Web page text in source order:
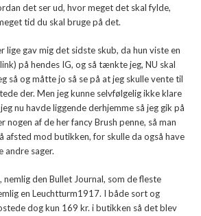
det ser ud, hvor meget det skal fylde,
tid du skal bruge på det.
lige gav mig det sidste skub, da hun viste en
på hendes IG, og så tænkte jeg, NU skal
så og måtte jo så se på at jeg skulle vente til
der. Men jeg kunne selvfølgelig ikke klare
nu havde liggende derhjemme så jeg gik på
af de her fancy Brush penne, så man
afsted mod butikken, for skulle da også have
andre sager.
den Bullet Journal, som de fleste
en Leuchtturm1917. I både sort og
dog kun 169 kr. i butikken så det blev